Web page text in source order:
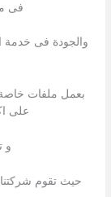
فى
والجودة فى خدمة
بعمل ملفات خاصة
على
و
حيث تقوم